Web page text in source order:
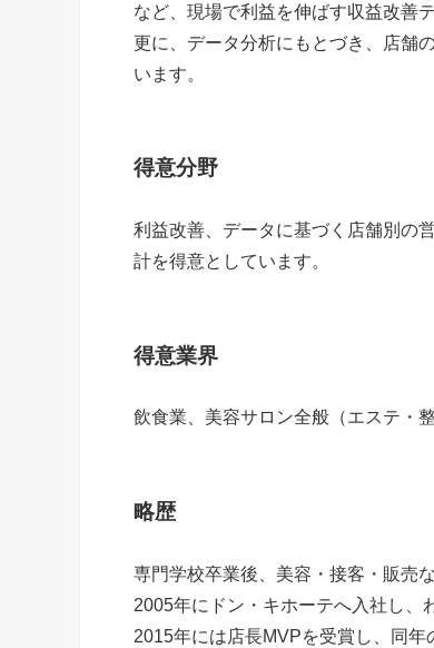
など、現場で利益を伸ばす収益改善
更に、データ分析にもとづき、店舗
います。
得意分野
利益改善、データに基づく店舗別の
計を得意としています。
得意業界
飲食業、美容サロン全般（エステ・
略歴
専門学校卒業後、美容・接客・販売
2005年にドン・キホーテへ入社し、
2015年には店長MVPを受賞し、同